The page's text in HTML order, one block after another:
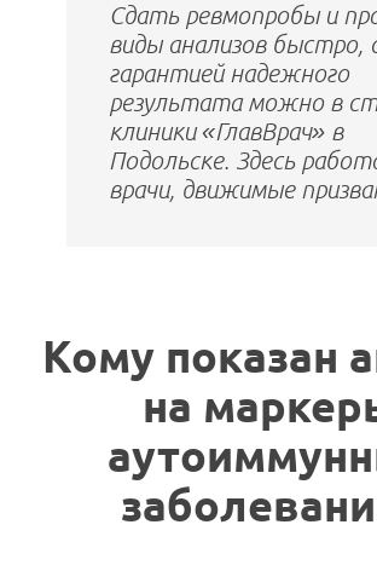
Сдать ревмопробы и
виды анализов быстро,
гарантией надежного
результата можно в
клиники «ГлавВрач» в
Подольске. Здесь
врачи, движимые
Кому показан
на